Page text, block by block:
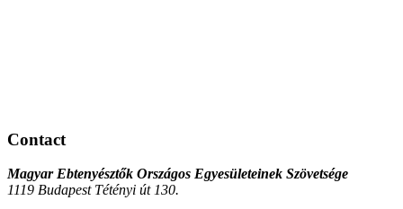
Contact
Magyar Ebtenyésztők Országos Egyesületeinek Szövetsége
1119 Budapest Tétényi út 130.